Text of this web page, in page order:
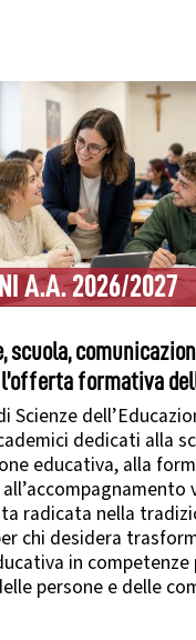
A.A. 2026/2027
scuola,
formativa
Scienze
dedicati alla
educativa, alla
radicata nella
chi desidera
in
persone e delle